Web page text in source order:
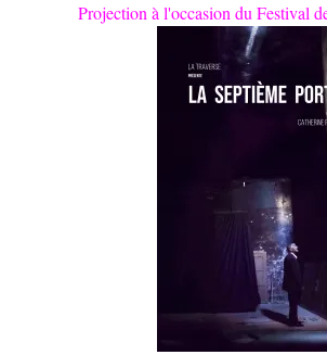
Projection à l'occasion du Festival